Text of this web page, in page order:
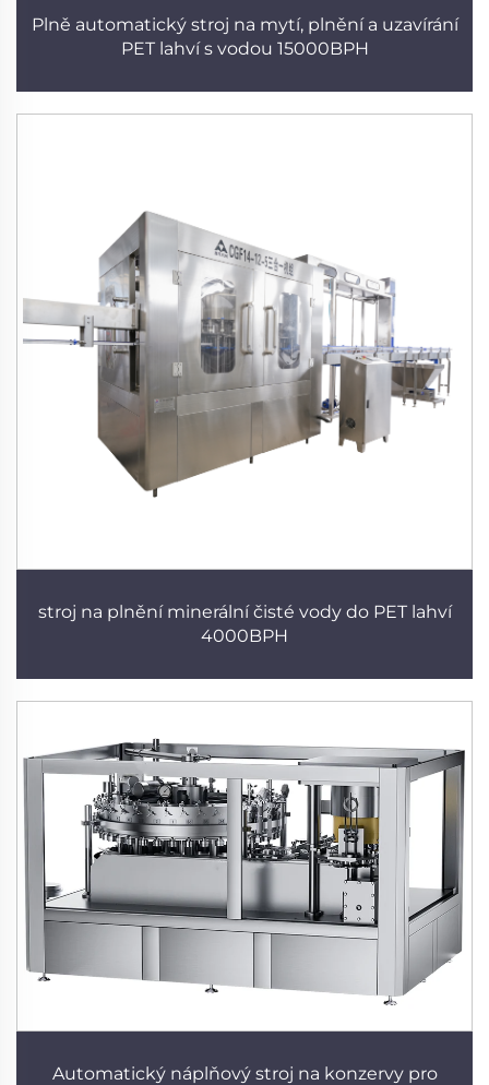
Plně automatický stroj na mytí, plnění a uzavírání
PET lahví s vodou 15000BPH
stroj na plnění minerální čisté vody do PET lahví
4000BPH
Automatický náplňový stroj na konzervy pro